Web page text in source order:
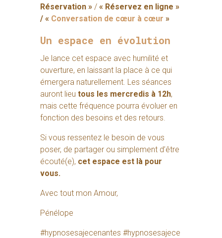
Réservation »/ « Réservez en ligne »
/ « Conversation de cœur à cœur »
Un espace en évolution
Je lance cet espace avec humilité et
ouverture, en laissant la place à ce qui
émergera naturellement. Les séances
auront lieu tous les mercredis à 12h,
mais cette fréquence pourra évoluer en
fonction des besoins et des retours.
Si vous ressentez le besoin de vous
poser, de partager ou simplement d’être
écouté(e), cet espace est là pour
vous.
Avec tout mon Amour,
Pénélope
#hypnosesajecenantes #hypnosesajece